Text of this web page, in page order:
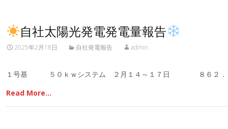
自社太陽光発電発電量報告
2025年2月18日 自社発電報告 admin
１号基 ５０ｋｗシステム ２月１４～１７日 ８６２．
Read More…